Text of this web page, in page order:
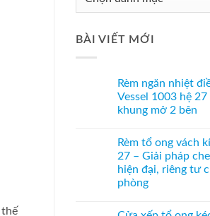
thế
Mục
Vấn
BÀI VIẾT MỚI
Rèm ngăn nhiệt
Vessel 1003 hệ 27
khung mở 2 bên
bình
luận
ở
Rèm
ngăn
nhiệt
Rèm tổ ong vách
27 – Giải pháp
hiện đại, riêng tư
phòng